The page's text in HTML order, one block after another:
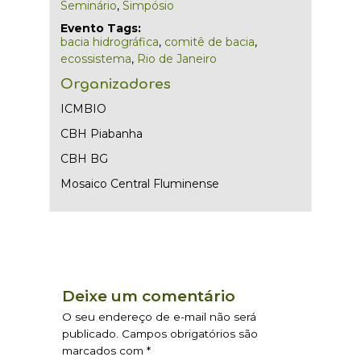
Seminário, Simpósio
Evento Tags:
bacia hidrográfica, comitê de bacia,
ecossistema, Rio de Janeiro
Organizadores
ICMBIO
CBH Piabanha
CBH BG
Mosaico Central Fluminense
Deixe um comentário
O seu endereço de e-mail não será
publicado. Campos obrigatórios são
marcados com *